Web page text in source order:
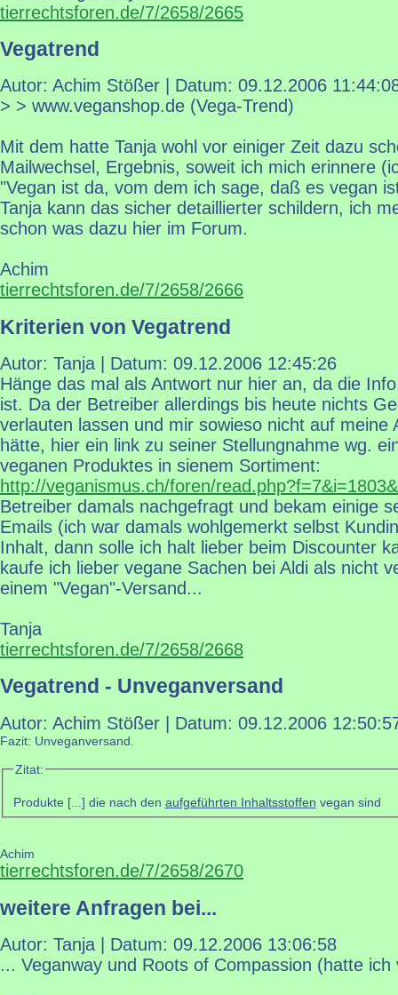
tierrechtsforen.de/7/2658/2665
Vegatrend
Autor: Achim Stößer | Datum: 09.12.2006
> > www.veganshop.de (Vega-Trend)
Mit dem hatte Tanja wohl vor einiger Zeit dazu
Mailwechsel, Ergebnis, soweit ich mich erinnere
"Vegan ist da, vom dem ich sage, daß es vegan
Tanja kann das sicher detaillierter schildern, ich
schon was dazu hier im Forum.
Achim
tierrechtsforen.de/7/2658/2666
Kriterien von Vegatrend
Autor: Tanja | Datum: 09.12.2006 12:45:26
Hänge das mal als Antwort nur hier an, da die
ist. Da der Betreiber allerdings bis heute nichts
verlauten lassen und mir sowieso nicht auf meine
hätte, hier ein link zu seiner Stellungnahme wg.
veganen Produktes in sienem Sortiment:
http://veganismus.ch/foren/
Betreiber damals nachgefragt und bekam einige
Emails (ich war damals wohlgemerkt selbst
Inhalt, dann solle ich halt lieber beim Discounter
kaufe ich lieber vegane Sachen bei Aldi als nicht
einem "Vegan"-Versand...
Tanja
tierrechtsforen.de/7/2658/2668
Vegatrend - Unveganversand
Autor: Achim Stößer | Datum: 09.12.2006
Fazit: Unveganversand.
Zitat:
Produkte [...] die nach den aufgeführten Inhaltsstoffen vegan sind
Achim
tierrechtsforen.de/7/2658/2670
weitere Anfragen bei...
Autor: Tanja | Datum: 09.12.2006 13:06:58
... Veganway und Roots of Compassion (hatte ich